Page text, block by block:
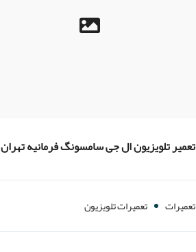
تعمیر تلویزیون ال جی سامسونگ فرمانیه تهران
تعمیرات تعمیرات تلویزیون